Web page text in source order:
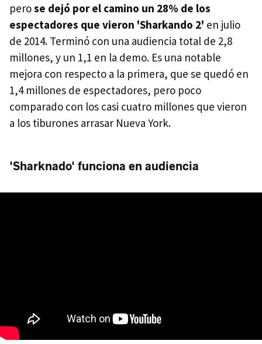
perose dejó por el camino un 28% de los
espectadores que vieron 'Sharkando 2' en julio
de 2014. Terminó con una audiencia total de 2,8
millones, y un 1,1 en la demo. Es una notable
mejora con respecto a la primera, que se quedó en
1,4 millones de espectadores, pero poco
comparado con los casi cuatro millones que vieron
a los tiburones arrasar Nueva York.
'Sharknado' funciona en audiencia